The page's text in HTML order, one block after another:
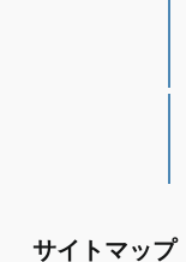
サイトマップ